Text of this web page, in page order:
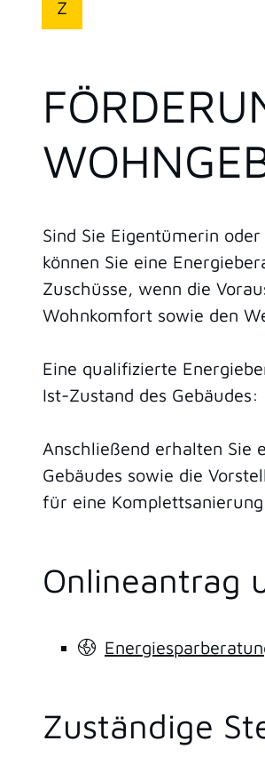
Z
Sind Sie Eigentümerin
können Sie eine
Zuschüsse, wenn die
Wohnkomfort sowie den
Eine qualifizierte
Ist-Zustand des
Anschließend erhalten Sie
Gebäudes sowie die
für eine
Onlineantrag
Zuständige